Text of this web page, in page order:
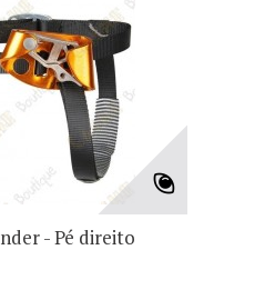
- Pé direito